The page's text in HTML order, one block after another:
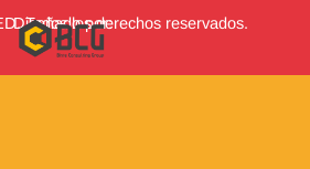
b
o
o
k
a
g
r
a
o
Todos los derechos reservados.
Diseñado por: